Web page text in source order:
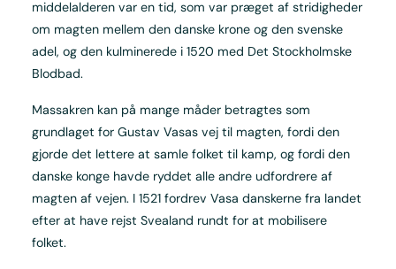
middelalderen var en tid, som var præget af stridigheder
om magten mellem den danske krone og den svenske
adel, og den kulminerede i 1520 med Det Stockholmske
Blodbad.
Massakren kan på mange måder betragtes som
grundlaget for Gustav Vasas vej til magten, fordi den
gjorde det lettere at samle folket til kamp, og fordi den
danske konge havde ryddet alle andre udfordrere af
magten af vejen. I 1521 fordrev Vasa danskerne fra landet
efter at have rejst Svealand rundt for at mobilisere
folket.